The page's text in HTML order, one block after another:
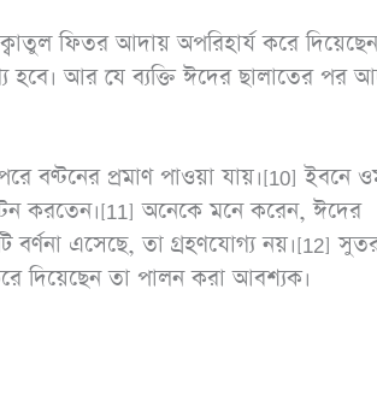
ফিতর আদায় অপরিহার্য করে
হবে। আর যে ব্যক্তি ঈদের ছালাতের পর
বণ্টনের প্রমাণ পাওয়া যায়।[10] ইবনে
করতেন।[11] অনেকে মনে করেন, ঈদের
বর্ণনা এসেছে, তা গ্রহণযোগ্য নয়।[12]
দিয়েছেন তা পালন করা আবশ্যক।